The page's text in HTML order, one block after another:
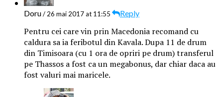
Doru/ 26 mai 2017 at 11:55 Reply
Pentru cei care vin prin Macedonia recomand cu
caldura sa ia feribotul din Kavala. Dupa 11 de drum
din Timisoara (cu 1 ora de opriri pe drum) transferul
pe Thassos a fost ca un megabonus, dar chiar daca au
fost valuri mai maricele.